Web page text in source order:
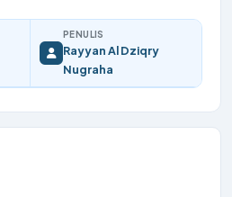
PENULIS
Rayyan Al Dziqry
Nugraha